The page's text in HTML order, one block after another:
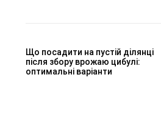
Що посадити на пустій ділянці
після збору врожаю цибулі:
оптимальні варіанти